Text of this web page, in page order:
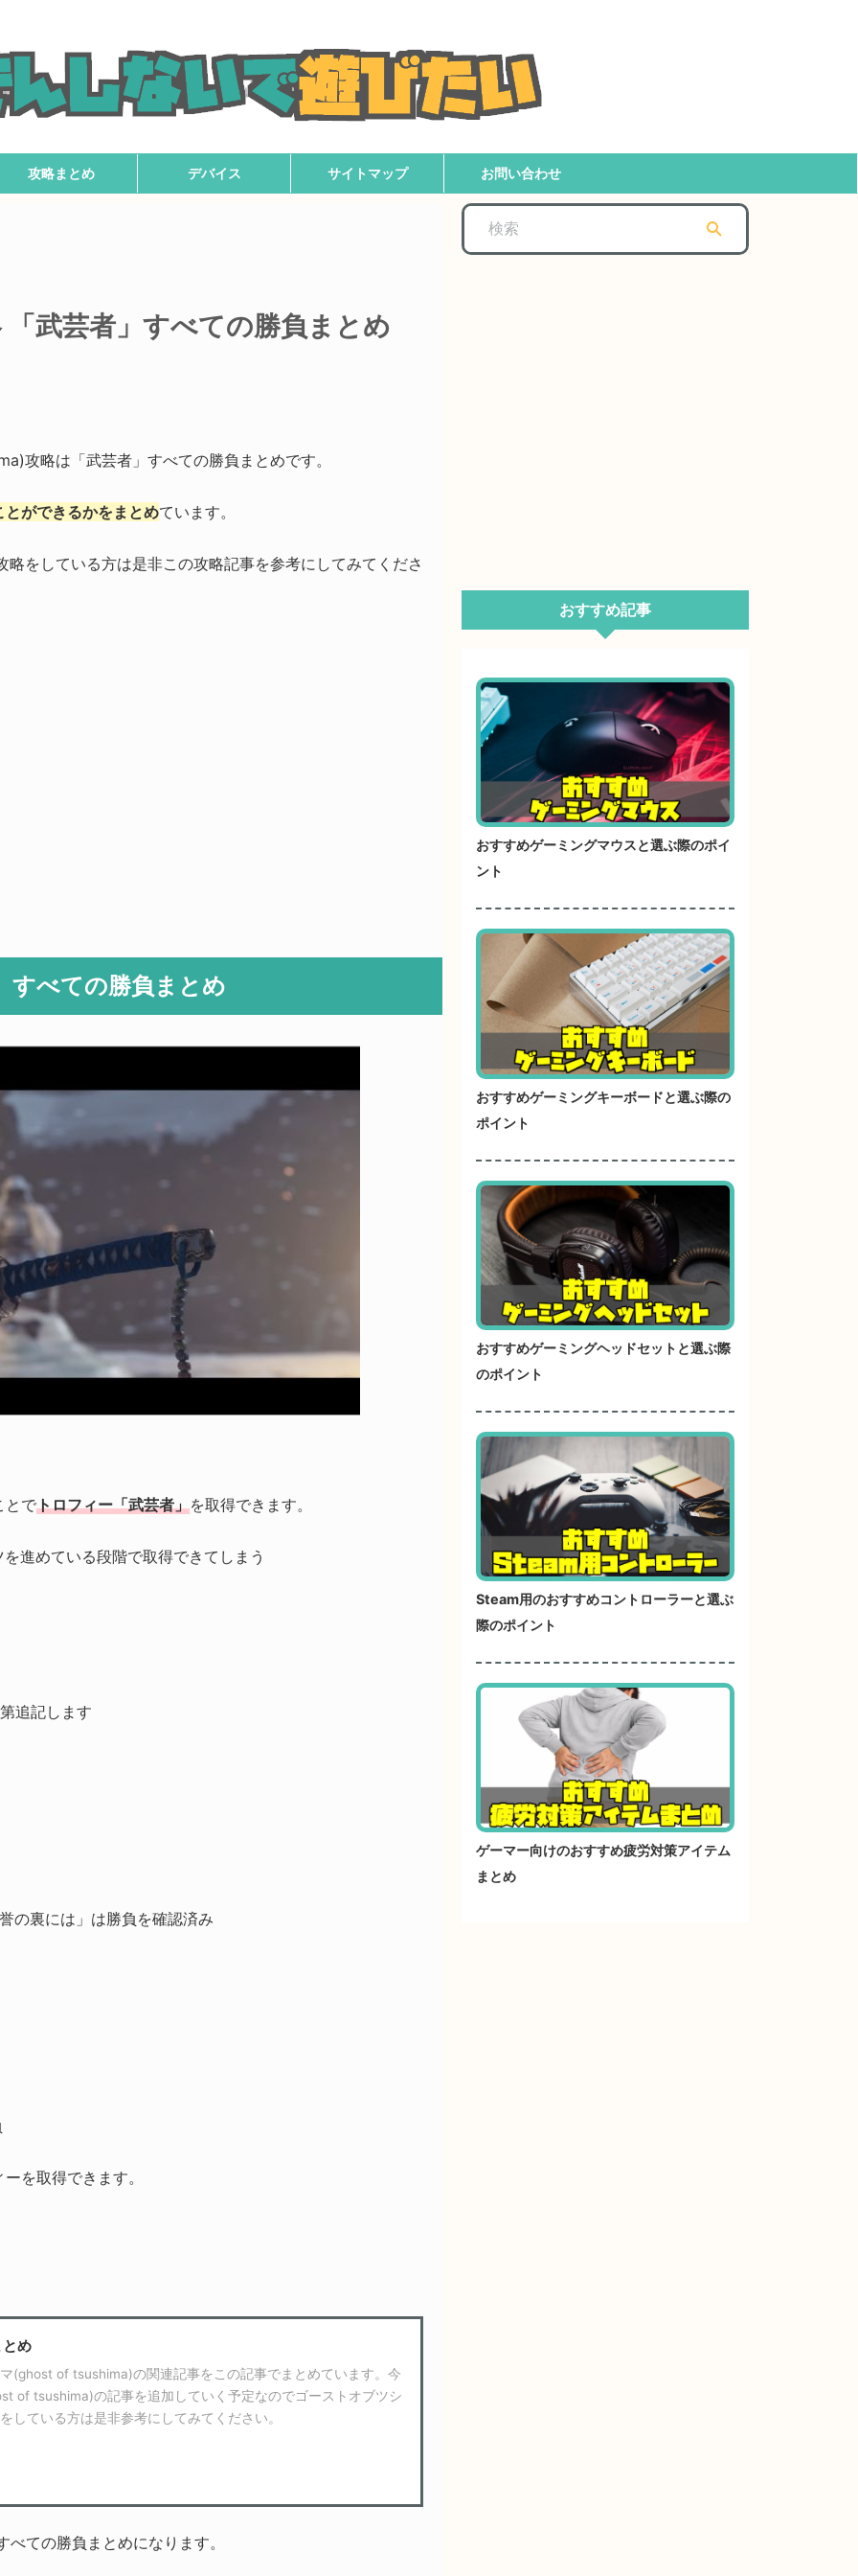
攻略まとめ デバイス サイトマップ お問い合わせ
武芸者」すべての勝負まとめ
攻略は「武芸者」すべての勝負まとめです。
ができるかをまとめています。
をしている方は是非この攻略記事を参考にしてみてくださ
すべての勝負まとめ
とでトロフィー「武芸者」を取得できます。
進めている段階で取得できてしまう
追記します
の裏には」は勝負を確認済み
を取得できます。
め
(ghost of tsushima)の関連記事をこの記事でまとめています。今
of tsushima)の記事を追加していく予定なのでゴーストオブツシ
している方は是非参考にしてみてください。
ての勝負まとめになります。
おすすめ記事
おすすめゲーミングマウスと選ぶ際のポイ
ント
おすすめゲーミングキーボードと選ぶ際の
ポイント
おすすめゲーミングヘッドセットと選ぶ際
のポイント
Steam用のおすすめコントローラーと選ぶ
際のポイント
ゲーマー向けのおすすめ疲労対策アイテム
まとめ